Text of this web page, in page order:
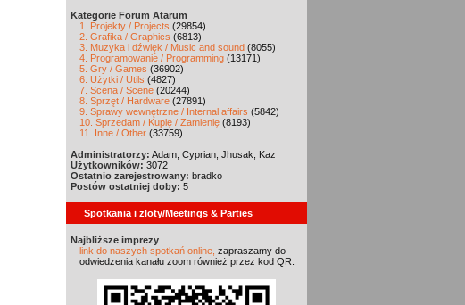
Kategorie Forum Atarum
1. Projekty / Projects (29854)
2. Grafika / Graphics (6813)
3. Muzyka i dźwięk / Music and sound (8055)
4. Programowanie / Programming (13171)
5. Gry / Games (36902)
6. Użytki / Utils (4827)
7. Scena / Scene (20244)
8. Sprzęt / Hardware (27891)
9. Sprawy wewnętrzne / Internal affairs (5842)
10. Sprzedam / Kupię / Zamienię (8193)
11. Inne / Other (33759)
Administratorzy: Adam, Cyprian, Jhusak, Kaz
Użytkowników: 3072
Ostatnio zarejestrowany: bradko
Postów ostatniej doby: 5
Spotkania i zloty/Meetings & Parties
Najbliższe imprezy
link do naszych spotkań online, zapraszamy do
odwiedzenia kanału zoom również przez kod QR: